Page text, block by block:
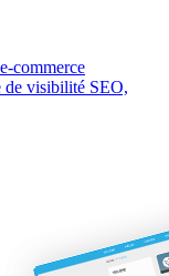
commerce
de visibilité SEO,